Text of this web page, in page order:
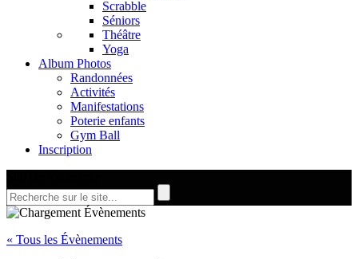
Scrabble
Séniors
Théâtre
Yoga
Album Photos
Randonnées
Activités
Manifestations
Poterie enfants
Gym Ball
Inscription
« Tous les Évènements